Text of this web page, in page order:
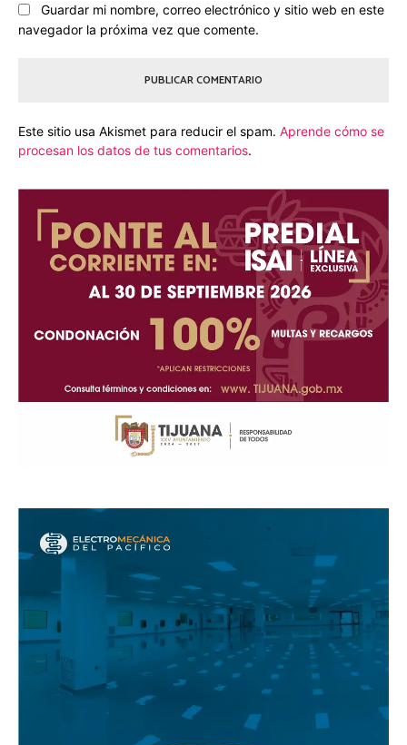
Guardar mi nombre, correo electrónico y sitio web en este
navegador la próxima vez que comente.
Este sitio usa Akismet para reducir el spam. Aprende cómo se
procesan los datos de tus comentarios.